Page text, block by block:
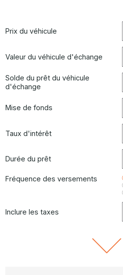
Prix du véhicule
Valeur du véhicule d'échange
Solde du prêt du véhicule
d'échange
Mise de fonds
Taux d'intérêt
Durée du prêt
Fréquence des versements
Inclure les taxes